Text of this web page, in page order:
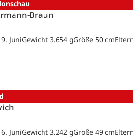
Braun
JuniGewicht 3.654 gGröße 50
JuniGewicht 3.242 gGröße 49